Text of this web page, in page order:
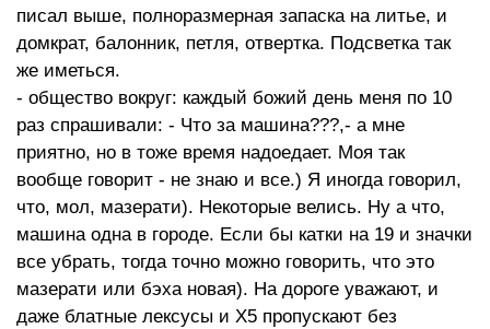
писал выше, полноразмерная запаска на литье, и
домкрат, балонник, петля, отвертка. Подсветка так
же иметься.
- общество вокруг: каждый божий день меня по 10
раз спрашивали: - Что за машина???,- а мне
приятно, но в тоже время надоедает. Моя так
вообще говорит - не знаю и все.) Я иногда говорил,
что, мол, мазерати). Некоторые велись. Ну а что,
машина одна в городе. Если бы катки на 19 и значки
все убрать, тогда точно можно говорить, что это
мазерати или бэха новая). На дороге уважают, и
даже блатные лексусы и Х5 пропускают без